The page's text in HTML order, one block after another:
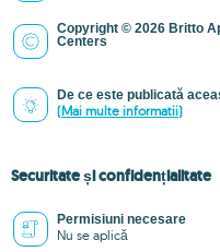
Copyright © 2026 Britto
Centers
De ce este publicată
(Mai multe informatii)
Securitate și confidențialitate
Permisiuni necesare
Nu se aplică